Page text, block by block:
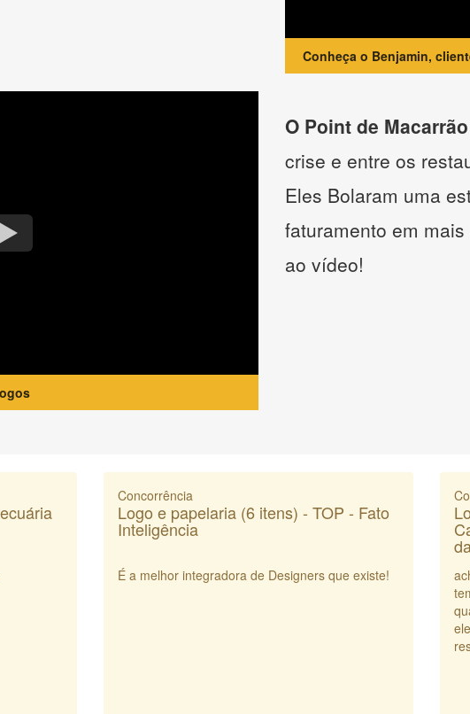
Conheça o Benjamin,
O Point de Macarrão
crise e entre os
Eles Bolaram uma
faturamento em
ao vídeo!
Concorrência
Logo e papelaria (6 itens) - TOP - Fato
Inteligência
É a melhor integradora de Designers que existe!